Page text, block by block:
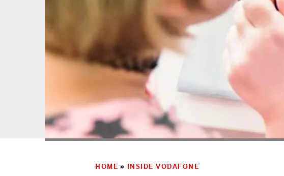
HOME » INSIDE VODAFONE